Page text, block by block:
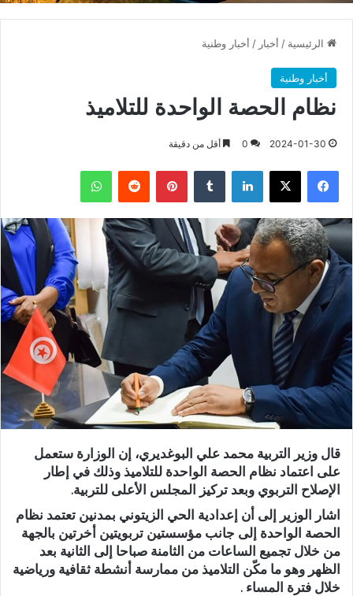
الرئيسية / أخبار / أخبار وطنية
أخبار وطنية
نظام الحصة الواحدة للتلاميذ
2024-01-30
0 أقل من دقيقة
فيسبوك X لينكدإن بينتيريست واتساب
قال وزير التربية محمد علي البوغديري، إن الوزارة ستعمل
على اعتماد نظام الحصة الواحدة للتلاميذ وذلك في إطار
الإصلاح التربوي وبعد تركيز المجلس الأعلى للتربية.
اشار الوزير إلى أن إعدادية الحي الزيتوني بمدنين تعتمد نظام
الحصة الواحدة إلى جانب مؤسستين تربويتين أخرتين بالجهة
من خلال تجميع الساعات من الثامنة صباحا إلى الثانية بعد
الظهر وهو ما مكّن التلاميذ من ممارسة أنشطة ثقافية ورياضية
خلال فترة المساء .